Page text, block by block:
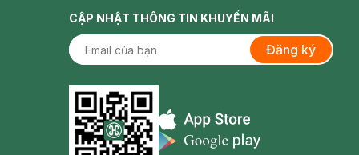
CẬP NHẬT THÔNG TIN KHUYẾN MÃI
Đăng ký
Appstore icon